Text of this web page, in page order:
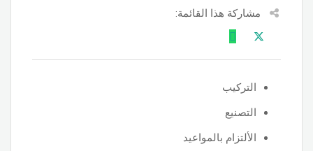
مشاركة هذا القائمة:
التركيب
التصنيع
الألتزام بالمواعيد